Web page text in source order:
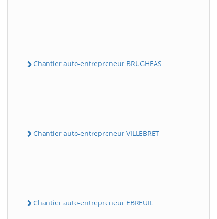
Chantier auto-entrepreneur BRUGHEAS
Chantier auto-entrepreneur VILLEBRET
Chantier auto-entrepreneur EBREUIL